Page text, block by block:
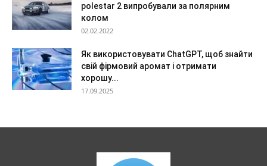
polestar 2 випробували за полярним
колом
02.02.2022
Як використовувати ChatGPT, щоб знайти
свій фірмовий аромат і отримати
хорошу...
17.09.2025